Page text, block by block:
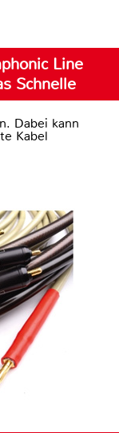
Line
Schnelle
Dabei kann
Kabel